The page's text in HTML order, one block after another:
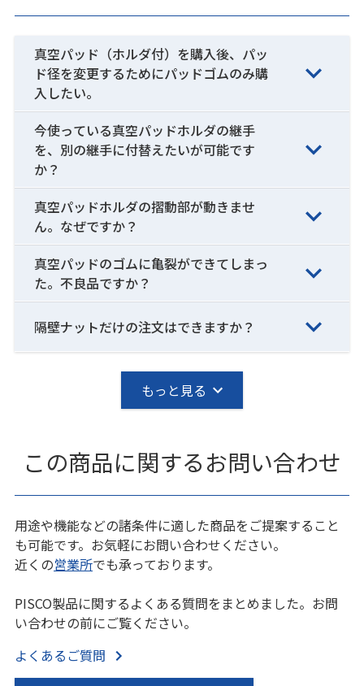
真空パッド（ホルダ付）を購入後、パッ
ド径を変更するためにパッドゴムのみ購
入したい。
今使っている真空パッドホルダの継手
を、別の継手に付替えたいが可能です
か？
真空パッドホルダの摺動部が動きませ
ん。なぜですか？
真空パッドのゴムに亀裂ができてしまっ
た。不良品ですか？
隔壁ナットだけの注文はできますか？
もっと見る
この商品に関するお問い合わせ
用途や機能などの諸条件に適した商品をご提案すること
も可能です。お気軽にお問い合わせください。
近くの営業所でも承っております。
PISCO製品に関するよくある質問をまとめました。お問
い合わせの前にご覧ください。
よくあるご質問